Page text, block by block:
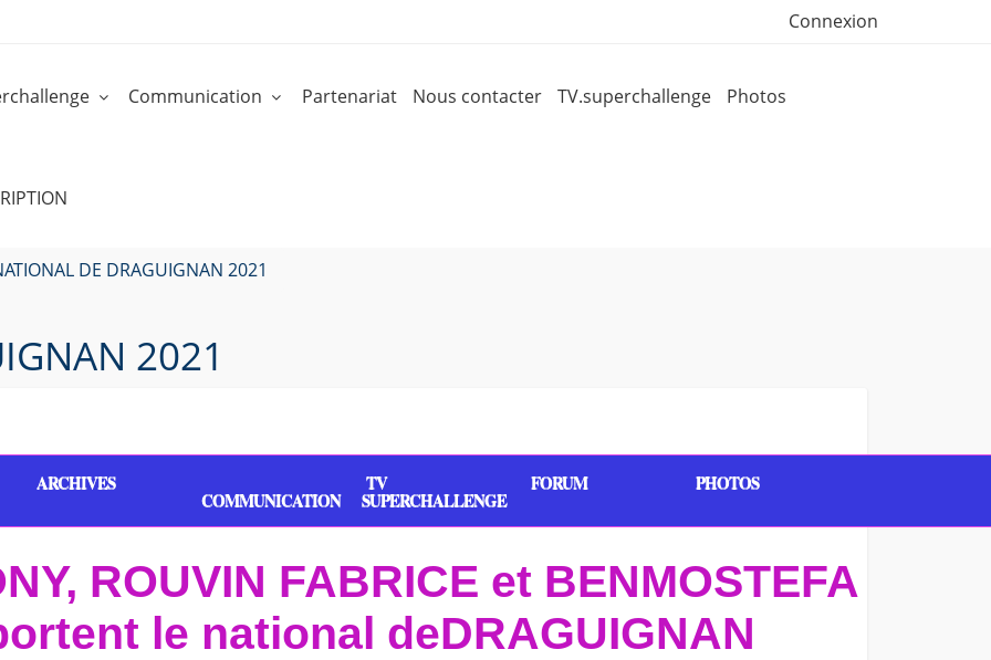
Connexion
Communication Partenariat Nous contacter TV.superchallenge Photos
DE DRAGUIGNAN 2021
2021
ARCHIVES
COMMUNICATION
TV
SUPERCHALLENGE
FORUM PHOTOS
ROUVIN FABRICE et BENMOSTEFA
le national deDRAGUIGNAN